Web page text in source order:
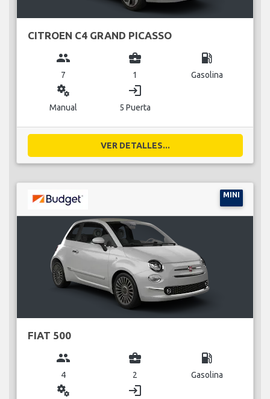
CITROEN C4 GRAND PICASSO
group
7
business_center
1
local_gas_station
Gasolina
miscellaneous_services
Manual
login
5 Puerta
VER DETALLES...
MINI
FIAT 500
group
4
business_center
2
local_gas_station
Gasolina
miscellaneous_services login